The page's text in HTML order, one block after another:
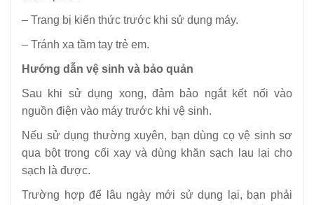
– Trang bị kiến thức trước khi sử dụng máy.
– Tránh xa tầm tay trẻ em.
Hướng dẫn vệ sinh và bảo quản
Sau khi sử dụng xong, đảm bảo ngắt kết nối vào
nguồn điện vào máy trước khi vệ sinh.
Nếu sử dụng thường xuyên, bạn dùng cọ vệ sinh sơ
qua bột trong cối xay và dùng khăn sạch lau lại cho
sạch là được.
Trường hợp để lâu ngày mới sử dụng lại, bạn phải